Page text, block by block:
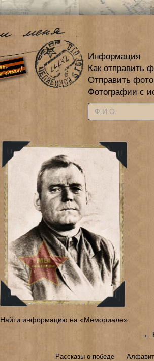
Информация
Как отправить
Отправить
Фотографии с
Найти информацию на «Мемориале»
←
Рассказы о победе